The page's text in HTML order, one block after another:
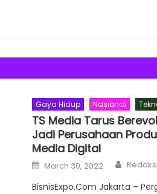
Gaya Hidup Nasional
TS Media Tarus
Jadi Perusahaan
Media Digital
Posted
on
March 30, 2022 Author
Redaksi
BisnisExpo.Com Jakarta –